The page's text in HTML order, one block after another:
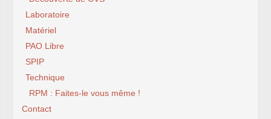
Laboratoire
Matériel
PAO Libre
SPIP
Technique
RPM : Faites-le vous même !
Contact